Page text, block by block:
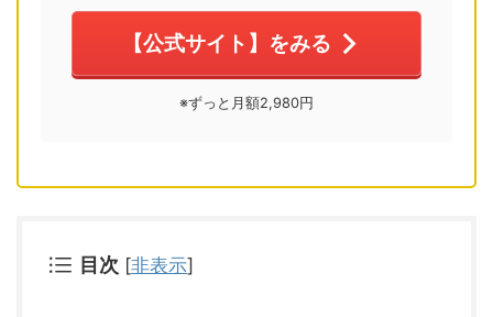
【公式サイト】をみる
※ずっと月額2,980円
目次 [非表示]